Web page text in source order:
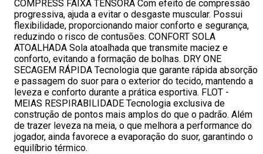
COMPRESS FAIXA TENSORA Com efeito de compressão
progressiva, ajuda a evitar o desgaste muscular. Possui
flexibilidade, proporcionando maior conforto e segurança,
reduzindo o risco de contusões. CONFORT SOLA
ATOALHADA Sola atoalhada que transmite maciez e
conforto, evitando a formação de bolhas. DRY ONE
SECAGEM RÁPIDA Tecnologia que garante rápida absorção
e passagem do suor para o exterior do tecido, mantendo a
leveza e conforto durante a prática esportiva. FLOT -
MEIAS RESPIRABILIDADE Tecnologia exclusiva de
construção de pontos mais amplos do que o padrão. Além
de trazer leveza na meia, o que melhora a performance do
jogador, ainda favorece a evaporação do suor, garantindo o
equilíbrio térmico.